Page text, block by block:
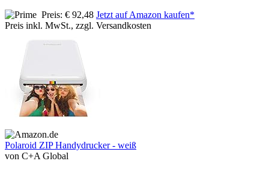
Preis: € 92,48 Jetzt auf Amazon kaufen*
Preis inkl. MwSt., zzgl. Versandkosten
Polaroid ZIP Handydrucker - weiß
von C+A Global